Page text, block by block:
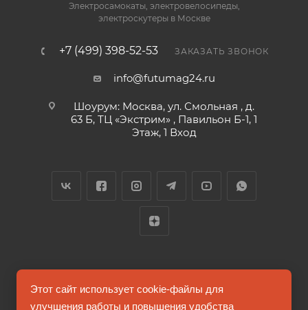
Электросамокаты, электровелосипеды,
электроскутеры в Москве
+7 (499) 398-52-53 ЗАКАЗАТЬ ЗВОНОК
info@futumag24.ru
Шоурум: Москва, ул. Смольная , д.
63 Б, ТЦ «Экстрим» , Павильон Б-1, 1
Этаж, 1 Вход
2026 © FUTUMAG.RU
Этот сайт использует cookie-файлы для
улучшения работы и повышения удобства